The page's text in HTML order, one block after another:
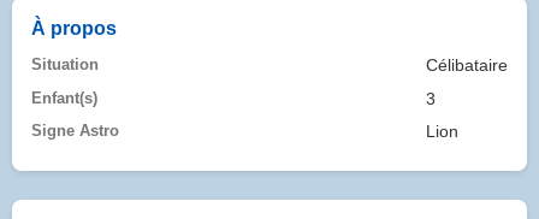
À propos
Situation Célibataire
Enfant(s) 3
Signe Astro Lion